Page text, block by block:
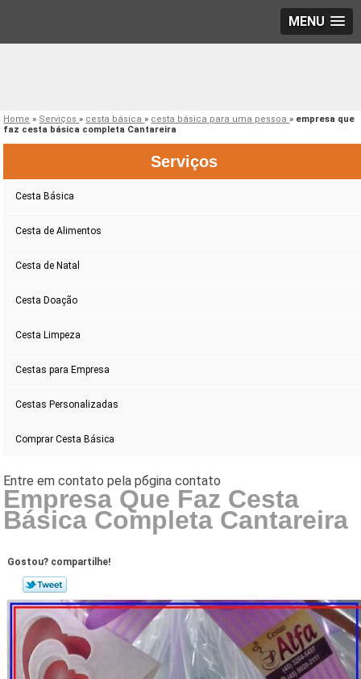
MENU
Home » Serviços» cesta básica» cesta básica para uma pessoa» empresa que
faz cesta básica completa Cantareira
Serviços
Cesta Básica
Cesta de Alimentos
Cesta de Natal
Cesta Doação
Cesta Limpeza
Cestas para Empresa
Cestas Personalizadas
Comprar Cesta Básica
Empresa Que Faz Cesta
Básica Completa Cantareira
Gostou? compartilhe!